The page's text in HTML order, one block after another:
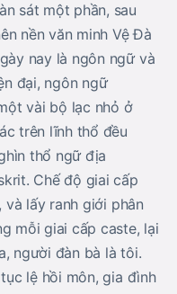
sát một phần, sau
nền văn minh Vệ Đà
nay là ngôn ngữ và
đại, ngôn ngữ
vài bộ lạc nhỏ ở
trên lĩnh thổ đều
thổ ngữ địa
Chế độ giai cấp
lấy ranh giới phân
mỗi giai cấp caste, lại
người đàn bà là tôi.
lệ hồi môn, gia đình